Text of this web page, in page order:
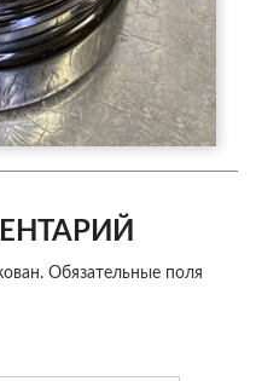
Обязательные поля